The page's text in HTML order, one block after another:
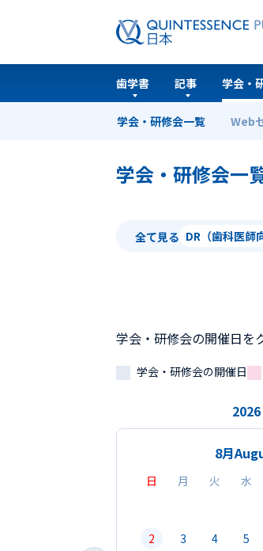
歯学書 記事 学会・
学会・研修会一覧 Web
ホーム 学会・研修会一覧
学会・研修会一
全て見る DR（歯科医師
学会・研修会の開催日を
学会・研修会の開催日
2026
8月
日 月 火 水
2
3 4 5